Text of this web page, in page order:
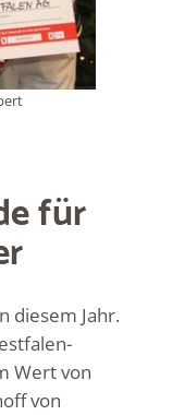
für
diesem Jahr.
Wert von
von